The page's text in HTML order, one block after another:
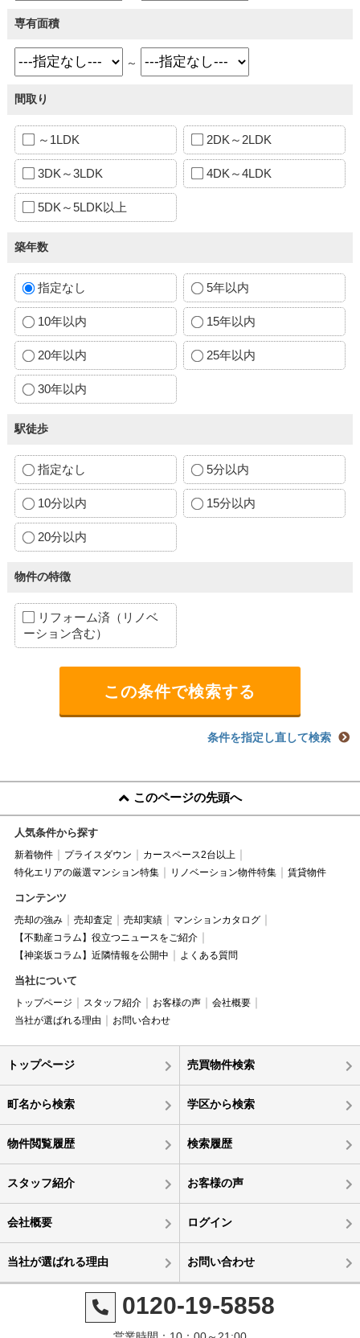
専有面積
～
間取り
～1LDK 2DK～2LDK
3DK～3LDK 4DK～4LDK
5DK～5LDK以上
築年数
指定なし 5年以内
10年以内 15年以内
20年以内 25年以内
30年以内
駅徒歩
指定なし 5分以内
10分以内 15分以内
20分以内
物件の特徴
リフォーム済（リノベ
ーション含む）
条件を指定し直して検索
このページの先頭へ
人気条件から探す
新着物件 プライスダウン
カースペース2台以上
特化エリアの厳選マンション特集
リノベーション物件特集 賃貸物件
コンテンツ
売却の強み 売却査定 売却実績
マンションカタログ
【不動産コラム】役立つニュースをご紹介
【神楽坂コラム】近隣情報を公開中
よくある質問
当社について
トップページ スタッフ紹介 お客様の声
会社概要
当社が選ばれる理由
お問い合わせ
トップページ 売買物件検索
町名から検索 学区から検索
物件閲覧履歴 検索履歴
スタッフ紹介 お客様の声
会社概要 ログイン
当社が選ばれる理由 お問い合わせ
0120-19-5858